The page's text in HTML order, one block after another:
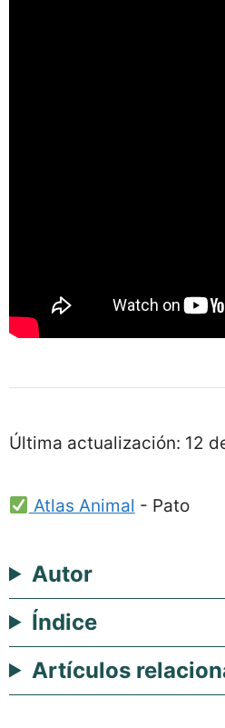
Última actualización: 12
Atlas Animal - Pato
Autor
Índice
Artículos